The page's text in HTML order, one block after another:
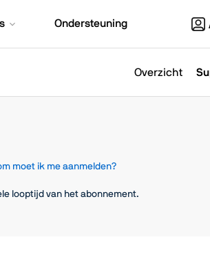
Ondersteuning
Overzicht
moet ik me aanmelden?
looptijd van het abonnement.